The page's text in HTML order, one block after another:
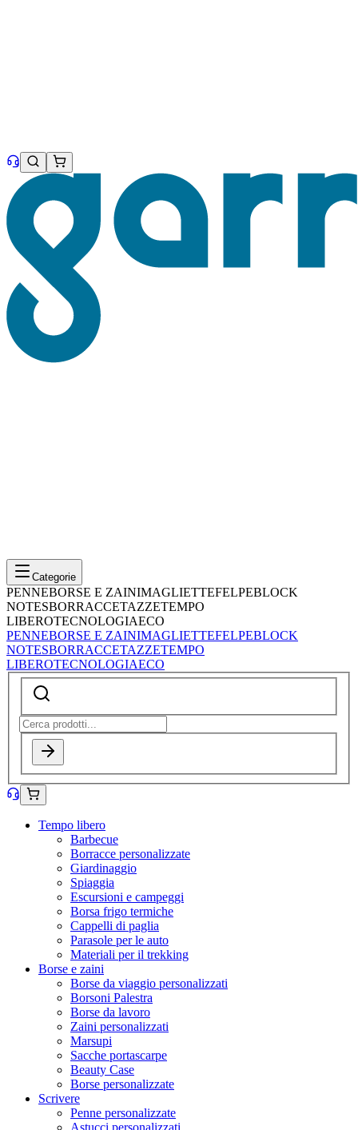
Categorie
PENNEBORSE E ZAINIMAGLIETTEFELPEBLOCK
NOTESBORRACCETAZZETEMPO
LIBEROTECNOLOGIAECO
PENNEBORSE E ZAINIMAGLIETTEFELPEBLOCK
NOTESBORRACCETAZZETEMPO
LIBEROTECNOLOGIAECO
Tempo libero
Barbecue
Borracce personalizzate
Giardinaggio
Spiaggia
Escursioni e campeggi
Borsa frigo termiche
Cappelli di paglia
Parasole per le auto
Materiali per il trekking
Borse e zaini
Borse da viaggio personalizzati
Borsoni Palestra
Borse da lavoro
Zaini personalizzati
Marsupi
Sacche portascarpe
Beauty Case
Borse personalizzate
Scrivere
Penne personalizzate
Astucci personalizzati